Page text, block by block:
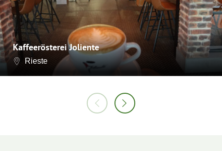
Kaffeerösterei Joliente
Rieste